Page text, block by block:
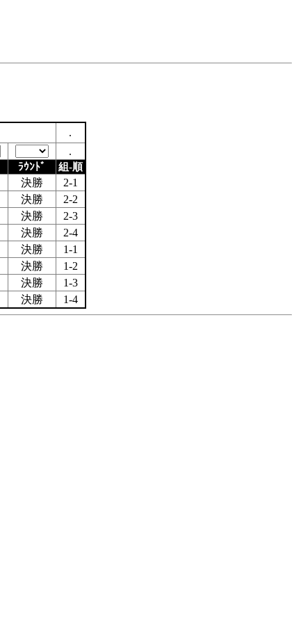
.
.
ﾗｳﾝﾄﾞ 組-順
決勝
2-1
決勝
2-2
決勝
2-3
決勝
2-4
決勝
1-1
決勝
1-2
決勝
1-3
決勝 1-4